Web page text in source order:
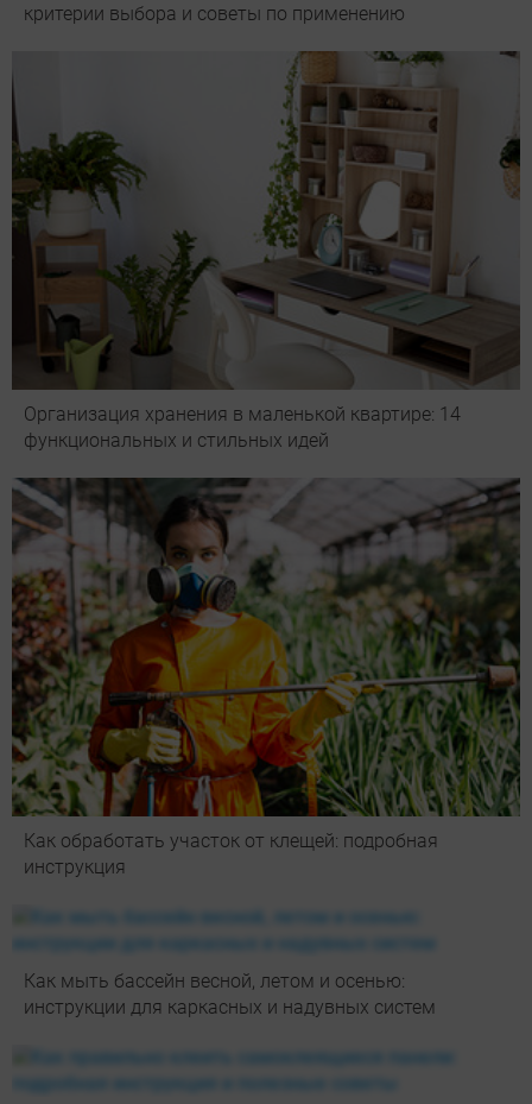
критерии выбора и советы по применению
Организация хранения в маленькой квартире: 14
функциональных и стильных идей
Как обработать участок от клещей: подробная
инструкция
Как мыть бассейн весной, летом и осенью:
инструкции для каркасных и надувных систем